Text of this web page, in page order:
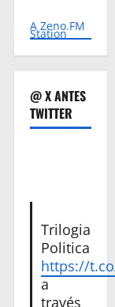
A Zeno.FM
Station
@ X ANTES
TWITTER
Trilogia
Politica
https://
a
través